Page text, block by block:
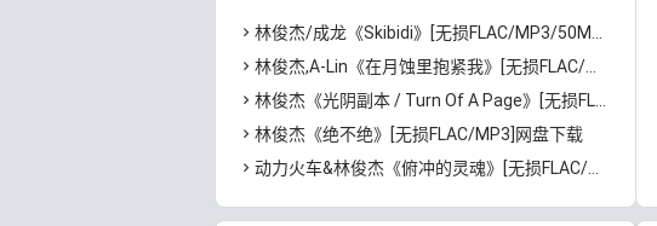
林俊杰/成龙《Skibidi》[无损FLAC/MP3/50MB]百度云网盘下载
林俊杰,A-Lin《在月蚀里抱紧我》[无损FLAC/MP3/62MB]百度云网盘下载
林俊杰《光阴副本 / Turn Of A Page》[无损FLAC/MP3/120MB]百度云网盘下载
林俊杰《绝不绝》[无损FLAC/MP3]网盘下载
动力火车&林俊杰《俯冲的灵魂》[无损FLAC/MP3/61MB]迅雷云网盘下载